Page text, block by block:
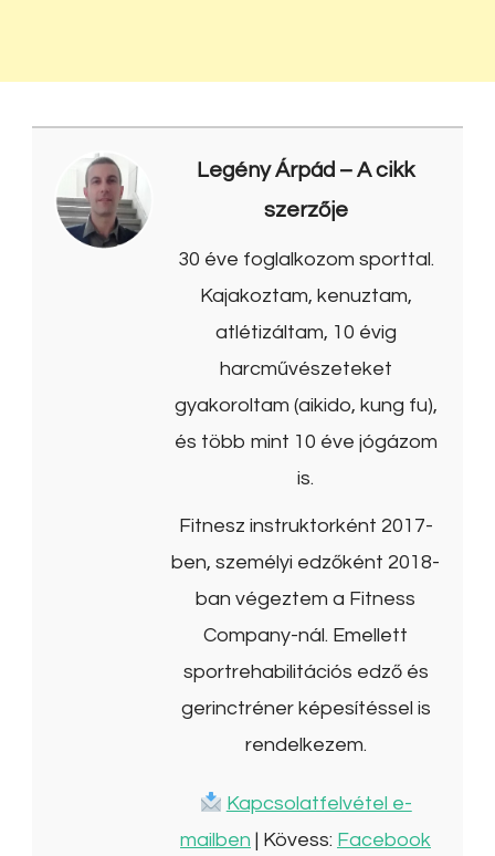
Legény Árpád – A cikk
szerzője
30 éve foglalkozom sporttal.
Kajakoztam, kenuztam,
atlétizáltam, 10 évig
harcművészeteket
gyakoroltam (aikido, kung fu),
és több mint 10 éve jógázom
is.
Fitnesz instruktorként 2017-
ben, személyi edzőként 2018-
ban végeztem a Fitness
Company-nál. Emellett
sportrehabilitációs edző és
gerinctréner képesítéssel is
rendelkezem.
Kapcsolatfelvétel e-
mailben | Kövess: Facebook